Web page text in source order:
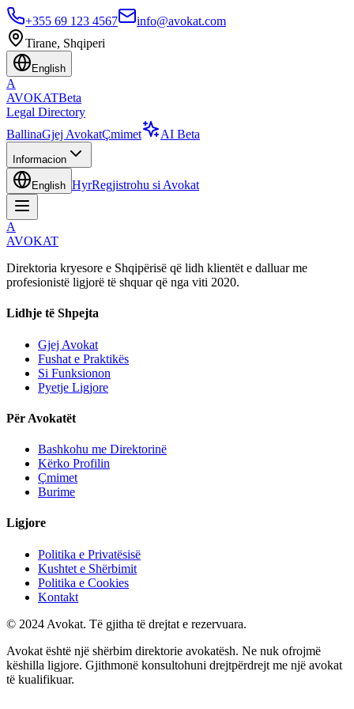
+355 69 123 4567
info@avokat.com
Tirane, Shqiperi
English
A
AVOKATBeta
Legal Directory
BallinaGjej AvokatÇmimet AI Beta
Informacion
English HyrRegjistrohu si Avokat
A
AVOKAT
Direktoria kryesore e Shqipërisë që lidh klientët e dalluar me
profesionistë ligjorë të shquar që nga viti 2020.
Lidhje të Shpejta
Gjej Avokat
Fushat e Praktikës
Si Funksionon
Pyetje Ligjore
Për Avokatët
Bashkohu me Direktorinë
Kërko Profilin
Çmimet
Burime
Ligjore
Politika e Privatësisë
Kushtet e Shërbimit
Politika e Cookies
Kontakt
© 2024 Avokat. Të gjitha të drejtat e rezervuara.
Avokat është një shërbim direktorie avokatësh. Ne nuk ofrojmë
këshilla ligjore. Gjithmonë konsultohuni drejtpërdrejt me një avokat
të kualifikuar.